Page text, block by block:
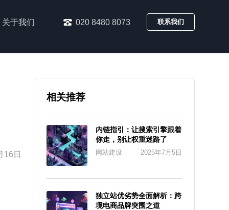
关于我们 020 8480 8073 联系我们
16日
相关推荐
内链指引：让搜索引擎跟着
你走，别让权重迷路了
网站建设 2025年7月5日
独立站优劣势全面解析：跨
境电商品牌突围之道